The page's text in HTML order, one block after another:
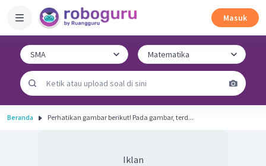
Masuk
Beranda Perhatikan gambar berikut! Pada gambar, terd...
Iklan